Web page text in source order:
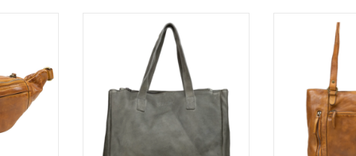
tas
zit.
Deze prachtige handtas uit de
Raider Road collectie van DSTRCT
is ook als schoudertas te
gebruiken door de
meegeleverde lange leren
schouderband.
TOEVOEGEN AAN WINKELWAGEN
Een
rugzak te
een prettig?
achterkant
ritsvak. Een
een